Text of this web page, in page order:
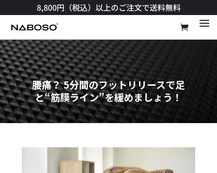
8,800円（税込）以上のご注文で送料無料​
腰痛？ 5分間のフットリリースで足
と“筋膜ライン”を緩めましょう！